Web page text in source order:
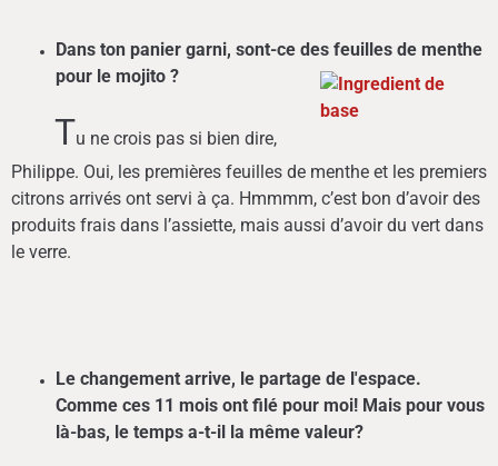
Dans ton panier garni, sont-ce des feuilles de menthe
pour le mojito ?
Tu ne crois pas si bien dire,
Philippe. Oui, les premières feuilles de menthe et les premiers
citrons arrivés ont servi à ça. Hmmmm, c’est bon d’avoir des
produits frais dans l’assiette, mais aussi d’avoir du vert dans
le verre.
Le changement arrive, le partage de l'espace.
Comme ces 11 mois ont filé pour moi! Mais pour vous
là-bas, le temps a-t-il la même valeur?